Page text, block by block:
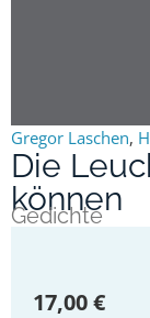
Gregor Laschen,
Die
können
Gedichte
17,00 €